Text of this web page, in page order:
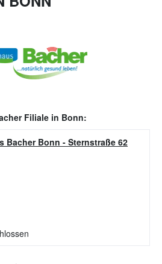
Filiale in Bonn:
Bacher Bonn - Sternstraße 62